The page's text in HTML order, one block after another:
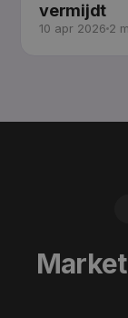
vermijdt
10 apr 2026 2